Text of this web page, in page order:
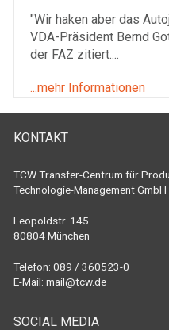
"Wir haken aber das
VDA-Präsident Bernd
der FAZ zitiert....
...mehr Informationen
KONTAKT
TCW Transfer-Centrum für
Technologie-Management GmbH
Leopoldstr. 145
80804 München
Telefon: 089 / 360523-0
E-Mail: mail@tcw.de
SOCIAL MEDIA